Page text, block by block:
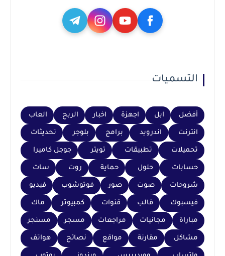
التسميات
أفضل ابل اجهزة اخبار الربح العاب
انترنت اندرويد برامج بلوجر تحديثات
تحميلات تطبيقات تويتر جوجل كاميرا
حسابات حلول حماية روت سات
شروحات صوت صور فوتوشوب فيديو
فيسبوك قالب قنوات كمبيوتر ماك
مباراة مجانيات مراجعات مسجر مسنجر
مشاكل مقارنة مواقع نصائح هواتف